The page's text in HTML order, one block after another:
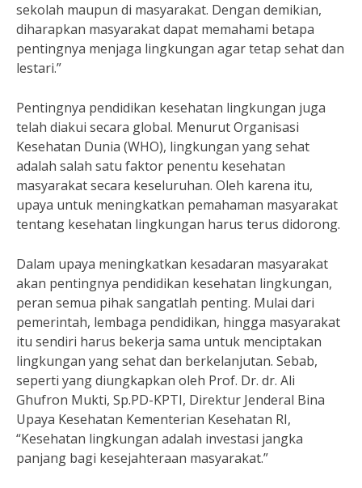
sekolah maupun di masyarakat. Dengan demikian,
diharapkan masyarakat dapat memahami betapa
pentingnya menjaga lingkungan agar tetap sehat dan
lestari.”
Pentingnya pendidikan kesehatan lingkungan juga
telah diakui secara global. Menurut Organisasi
Kesehatan Dunia (WHO), lingkungan yang sehat
adalah salah satu faktor penentu kesehatan
masyarakat secara keseluruhan. Oleh karena itu,
upaya untuk meningkatkan pemahaman masyarakat
tentang kesehatan lingkungan harus terus didorong.
Dalam upaya meningkatkan kesadaran masyarakat
akan pentingnya pendidikan kesehatan lingkungan,
peran semua pihak sangatlah penting. Mulai dari
pemerintah, lembaga pendidikan, hingga masyarakat
itu sendiri harus bekerja sama untuk menciptakan
lingkungan yang sehat dan berkelanjutan. Sebab,
seperti yang diungkapkan oleh Prof. Dr. dr. Ali
Ghufron Mukti, Sp.PD-KPTI, Direktur Jenderal Bina
Upaya Kesehatan Kementerian Kesehatan RI,
“Kesehatan lingkungan adalah investasi jangka
panjang bagi kesejahteraan masyarakat.”